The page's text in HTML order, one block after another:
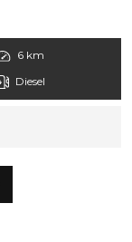
6 km
Diesel